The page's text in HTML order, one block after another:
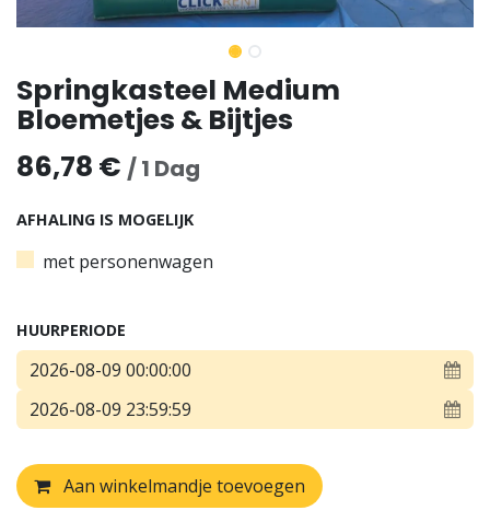
Springkasteel Medium
Bloemetjes & Bijtjes
86,78 € /1 Dag
AFHALING IS MOGELIJK
met personenwagen
HUURPERIODE
Aan winkelmandje toevoegen